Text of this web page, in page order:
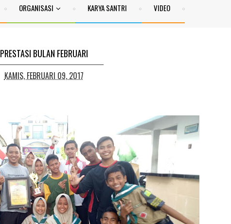
ORGANISASI KARYA SANTRI VIDEO
PRESTASI BULAN FEBRUARI
KAMIS, FEBRUARI 09, 2017